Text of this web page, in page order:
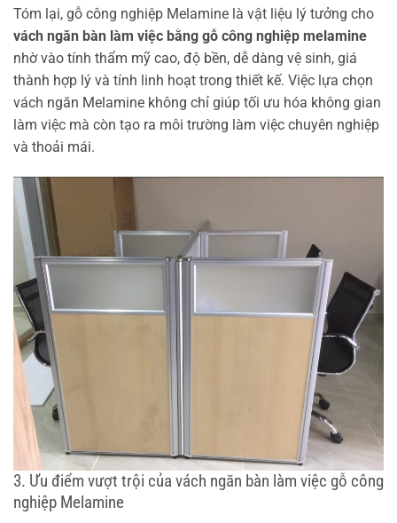
Tóm lại, gỗ công nghiệp Melamine là vật liệu lý tưởng cho
vách ngăn bàn làm việc bằng gỗ công nghiệp melamine
nhờ vào tính thẩm mỹ cao, độ bền, dễ dàng vệ sinh, giá
thành hợp lý và tính linh hoạt trong thiết kế. Việc lựa chọn
vách ngăn Melamine không chỉ giúp tối ưu hóa không gian
làm việc mà còn tạo ra môi trường làm việc chuyên nghiệp
và thoải mái.
3. Ưu điểm vượt trội của vách ngăn bàn làm việc gỗ công
nghiệp Melamine